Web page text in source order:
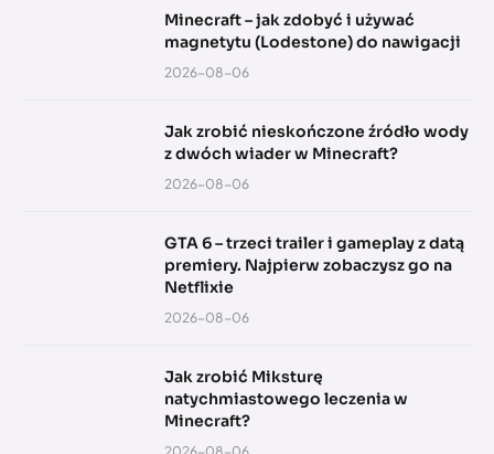
Minecraft – jak zdobyć i używać
magnetytu (Lodestone) do nawigacji
2026-08-06
Jak zrobić nieskończone źródło wody
z dwóch wiader w Minecraft?
2026-08-06
GTA 6 – trzeci trailer i gameplay z datą
premiery. Najpierw zobaczysz go na
Netflixie
2026-08-06
Jak zrobić Miksturę
natychmiastowego leczenia w
Minecraft?